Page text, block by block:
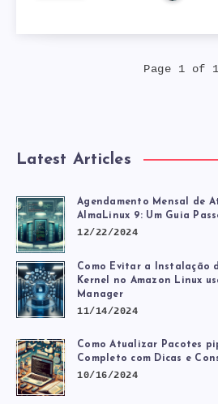
NÚMERO
LINHA
Page 1 of 1
Latest Articles
Agendamento Mensal de
AlmaLinux 9: Um Guia
12/22/2024
Como Evitar a Instalação
Kernel no Amazon Linux
Manager
11/14/2024
Como Atualizar Pacotes
Completo com Dicas e
10/16/2024